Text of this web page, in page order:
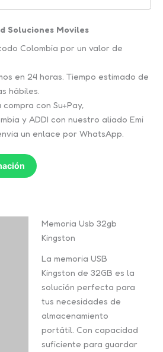
Soluciones Moviles
Colombia por un valor de
en 24 horas. Tiempo estimado de
hábiles.
con Su+Pay,
y ADDI con nuestro aliado Emi
un enlace por WhatsApp.
Memoria Usb 32gb
Kingston
La memoria USB
Kingston de 32GB es la
solución perfecta para
tus necesidades de
almacenamiento
portátil. Con capacidad
suficiente para guardar